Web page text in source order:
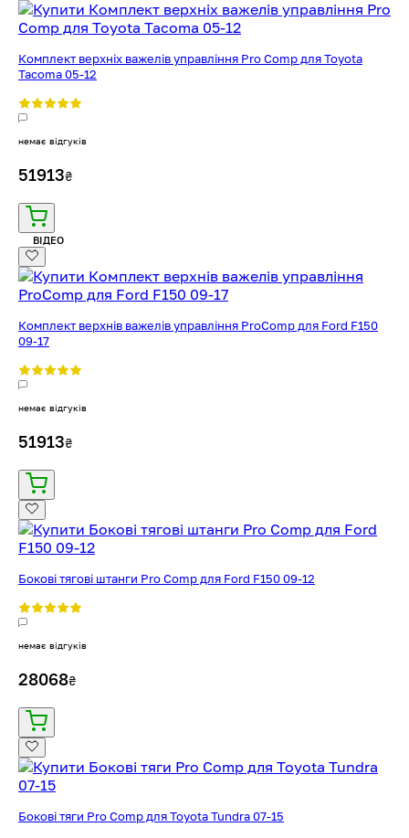
Комплект верхніх важелів управління Pro Comp для Toyota
Tacoma 05-12
немає відгуків
51913₴
ВІДЕО
Комплект верхнів важелів управління ProComp для Ford F150
09-17
немає відгуків
51913₴
Бокові тягові штанги Pro Comp для Ford F150 09-12
немає відгуків
28068₴
Бокові тяги Pro Comp для Toyota Tundra 07-15